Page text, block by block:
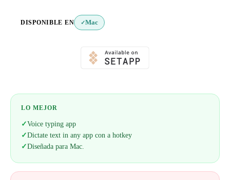
DISPONIBLE EN ✓Mac
LO MEJOR
✓Voice typing app
✓Dictate text in any app con a hotkey
✓Diseñada para Mac.